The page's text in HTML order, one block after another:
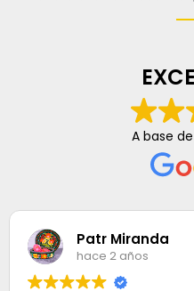
A base de
Patr Miranda
hace 2 años